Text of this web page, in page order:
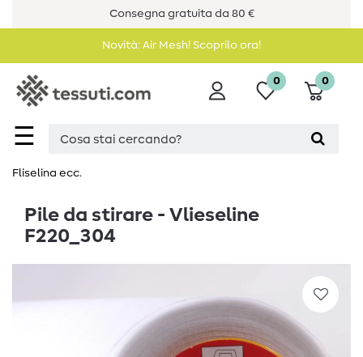
Consegna gratuita da 80 €
Novità: Air Mesh! Scoprilo ora!
☰
0 0
Fliselina ecc.
Pile da stirare - Vlieseline
F220_304